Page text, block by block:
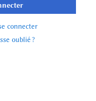
connecter
oublié ?